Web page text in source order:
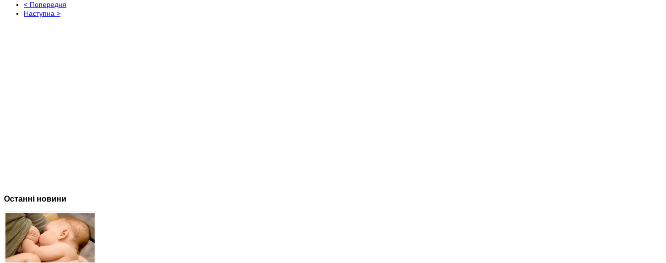
< Попередня
Наступна >
Останні новини